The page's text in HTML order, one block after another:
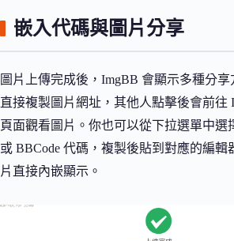
嵌入代碼與圖片分享
圖片上傳完成後，ImgBB 會顯示多種分
直接複製圖片網址，其他人點擊後會前往
頁面觀看圖片。你也可以從下拉選單中選
或 BBCode 代碼，複製後貼到對應的編輯
片直接內嵌顯示。